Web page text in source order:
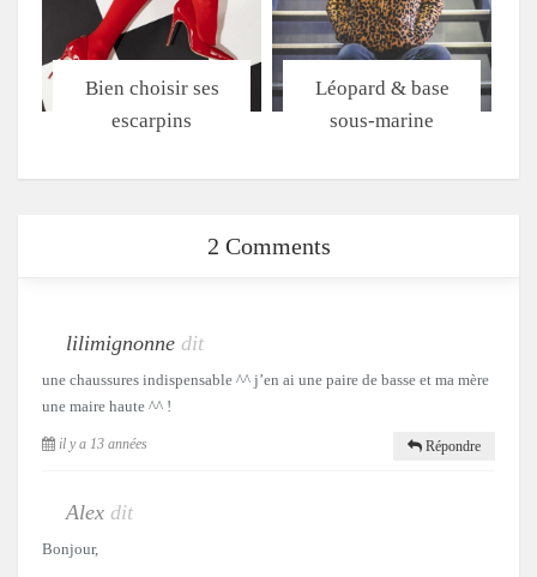
Bien choisir ses
escarpins
Léopard & base
sous-marine
2 Comments
lilimignonne dit
une chaussures indispensable ^^ j’en ai une paire de basse et ma mère
une maire haute ^^ !
il y a 13 années Répondre
Alex dit
Bonjour,